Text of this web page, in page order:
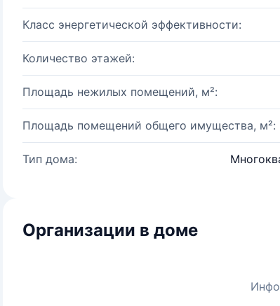
Класс энергетической эффективности:
Количество этажей:
Площадь нежилых помещений, м²:
Площадь помещений общего имущества, м²:
Тип дома:
Организации в доме